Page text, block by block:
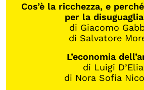
Cos’è la ricchezza, e
per la
di Giacomo
di Salvatore
L’economia
di Luigi D’Elia
di Nora Sofia